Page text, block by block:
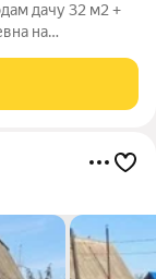
дачу 32 м2 +
на
есть на